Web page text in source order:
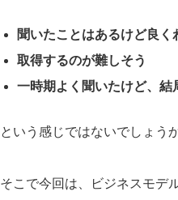
聞いたことはあるけど良く
取得するのが難しそう
一時期よく聞いたけど、結
という感じではないでしょうか
そこで今回は、ビジネスモデ